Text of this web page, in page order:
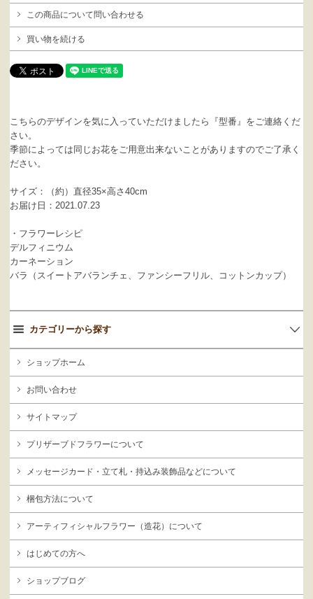
この商品について問い合わせる
買い物を続ける
こちらのデザインを気に入っていただけましたら『型番』をご連絡くだ
さい。
季節によっては同じお花をご用意出来ないことがありますのでご了承く
ださい。
サイズ：（約）直径35×高さ40cm
お届け日：2021.07.23
・フラワーレシピ
デルフィニウム
カーネーション
バラ（スイートアバランチェ、ファンシーフリル、コットンカップ）
カテゴリーから探す
ショップホーム
お問い合わせ
サイトマップ
プリザーブドフラワーについて
メッセージカード・立て札・持込み装飾品などについて
梱包方法について
アーティフィシャルフラワー（造花）について
はじめての方へ
ショップブログ